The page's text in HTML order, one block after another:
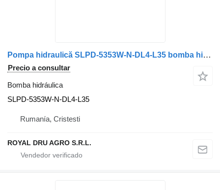
Pompa hidraulică SLPD-5353W-N-DL4-L35 bomba hidráulica para Mercedes-Benz SLPD 5353W-N DL4-L35 camión
Precio a consultar
Bomba hidráulica
SLPD-5353W-N-DL4-L35
Rumanía, Cristesti
ROYAL DRU AGRO S.R.L.